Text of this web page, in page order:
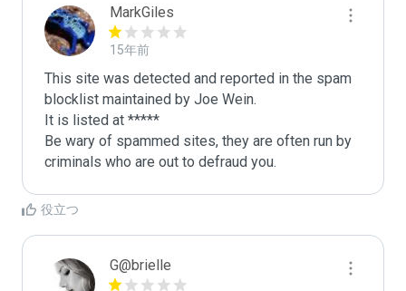
MarkGiles
15年前
This site was detected and reported in the spam
blocklist maintained by Joe Wein.
It is listed at *****
Be wary of spammed sites, they are often run by
criminals who are out to defraud you.
役立つ
G@brielle